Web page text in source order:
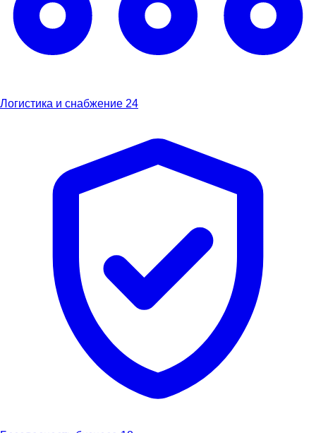
Логистика и снабжение 24